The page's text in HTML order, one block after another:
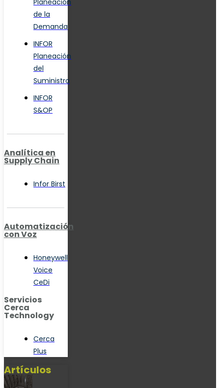
Planeación
de la
Demanda
INFOR
Planeación
del
Suministro
INFOR
S&OP
Analítica en
Supply Chain
Infor Birst
Automatización
con Voz
Honeywell
Voice
CeDi
Servicios
Cerca
Technology
Cerca
Plus
Artículos